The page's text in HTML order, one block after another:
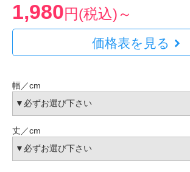
1,980円(税込)～
価格表を見る
幅／cm
丈／cm